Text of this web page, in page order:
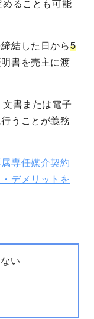
めることも可能
結した日から5
書を売主に渡
文書または電子
うことが義務
専任媒介契約
デメリットを
い